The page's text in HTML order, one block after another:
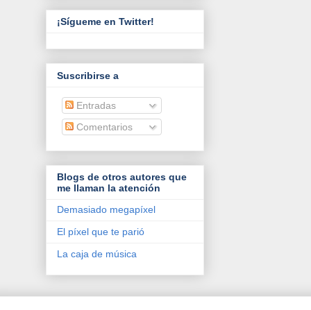
¡Sígueme en Twitter!
Suscribirse a
Entradas
Comentarios
Blogs de otros autores que
me llaman la atención
Demasiado megapíxel
El píxel que te parió
La caja de música